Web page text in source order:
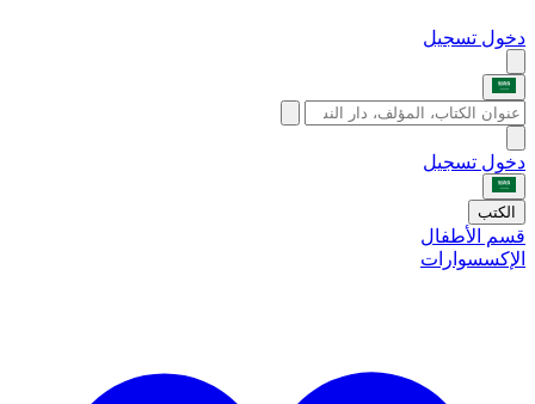
دخول تسجيل
دخول تسجيل
الكتب
قسم الأطفال
الإكسسوارات